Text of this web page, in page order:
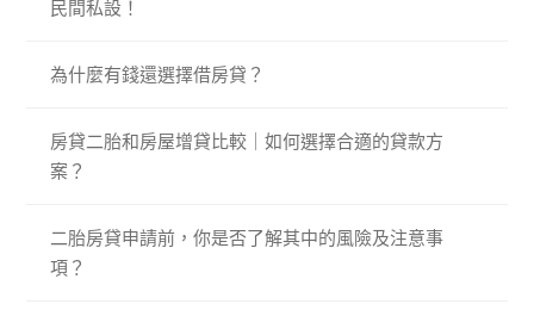
民間私設！
為什麼有錢還選擇借房貸？
房貸二胎和房屋增貸比較｜如何選擇合適的貸款方
案？
二胎房貸申請前，你是否了解其中的風險及注意事
項？